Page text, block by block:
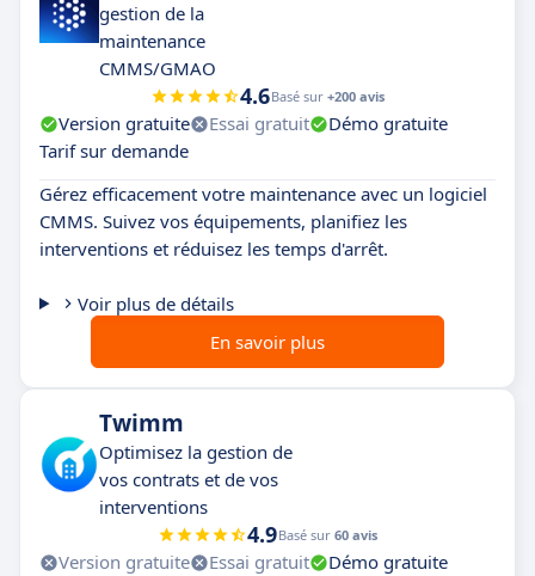
gestion de la
maintenance
CMMS/GMAO
4.6Basé sur +200 avis
Version gratuite Essai gratuit
Démo gratuite
Tarif sur demande
Gérez efficacement votre maintenance avec un logiciel
CMMS. Suivez vos équipements, planifiez les
interventions et réduisez les temps d'arrêt.
Voir plus de détails
En savoir plus
Twimm
Optimisez la gestion de
vos contrats et de vos
interventions
4.9Basé sur 60 avis
Version gratuite Essai gratuit
Démo gratuite